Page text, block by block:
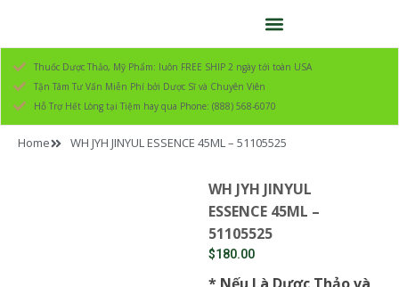
Thuốc Dược Thảo, Mỹ Phẩm: luôn FREE SHIP 2 ngày tới toàn USA
Tận Tâm Tư Vấn Miễn Phí bởi Dược Sĩ và Chuyên Viên
Hỗ Trợ Hết Lòng tại Tiệm hay qua Phone: (888) 568-6070
Home WH JYH JINYUL ESSENCE 45ML – 51105525
WH JYH JINYUL
ESSENCE 45ML –
51105525
$180.00